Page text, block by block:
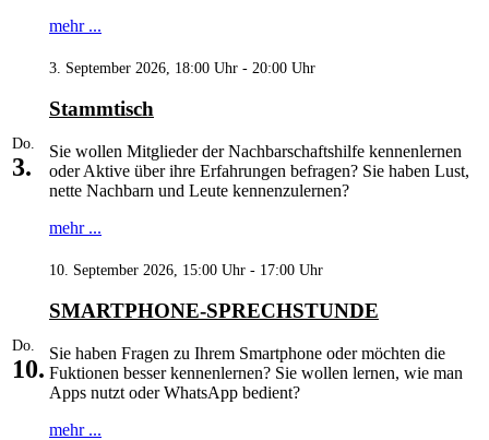
mehr ...
Do.
3.
3. September 2026, 18:00 Uhr - 20:00 Uhr
Stammtisch
Sie wollen Mitglieder der Nachbarschaftshilfe kennenlernen
oder Aktive über ihre Erfahrungen befragen? Sie haben Lust,
nette Nachbarn und Leute kennenzulernen?
mehr ...
Do.
10.
10. September 2026, 15:00 Uhr - 17:00 Uhr
SMARTPHONE-SPRECHSTUNDE
Sie haben Fragen zu Ihrem Smartphone oder möchten die
Fuktionen besser kennenlernen? Sie wollen lernen, wie man
Apps nutzt oder WhatsApp bedient?
mehr ...